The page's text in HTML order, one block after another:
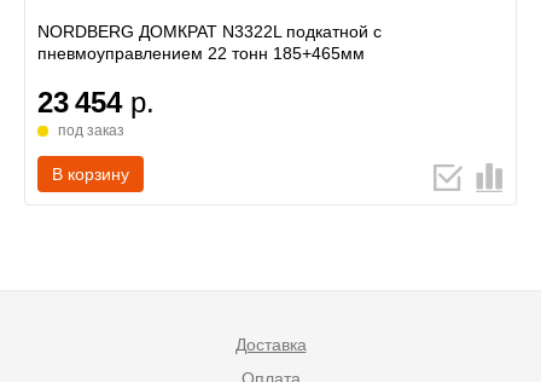
NORDBERG ДОМКРАТ N3322L подкатной с
пневмоуправлением 22 тонн 185+465мм
23 454р.
под заказ
В корзину
Доставка